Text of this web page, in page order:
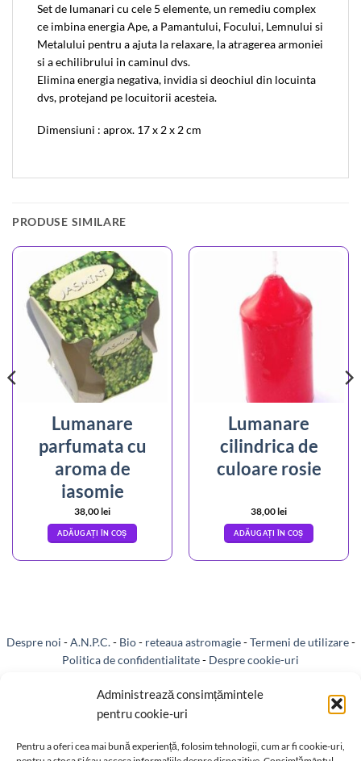
Administrează consimțămintele
pentru cookie-uri
Pentru a oferi cea mai bună experiență, folosim tehnologii, cum ar fi cookie-uri,
Set de lumanari cu cele 5 elemente, un remediu complex
ce imbina energia Ape, a Pamantului, Focului, Lemnului si
Metalului pentru a ajuta la relaxare, la atragerea armoniei
si a echilibrului in caminul dvs.
Elimina energia negativa, invidia si deochiul din locuinta
dvs, protejand pe locuitorii acesteia.
Dimensiuni : aprox. 17 x 2 x 2 cm
PRODUSE SIMILARE
Lumanare
parfumata cu
aroma de
iasomie
38,00lei
ADĂUGAȚI ÎN COȘ
Lumanare
cilindrica de
culoare rosie
38,00lei
ADĂUGAȚI ÎN COȘ
Despre noi -A.N.P.C.- Bio- reteaua astromagie-Termeni de utilizare-
Politica de confidentialitate- Despre cookie-uri
Reclamatii si retur-Politica de rezolvare a reclamatiilor